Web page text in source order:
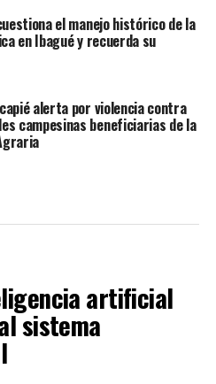
el manejo histórico de la
en Ibagué y recuerda su
alerta por violencia contra
campesinas beneficiarias de la
artificial
sistema